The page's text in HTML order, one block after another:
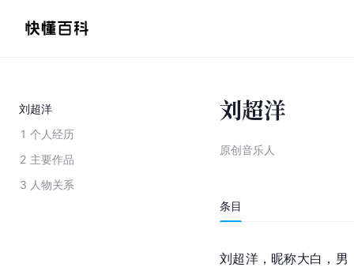
刘超洋
1 个人经历
2 主要作品
3 人物关系
刘超洋
原创音乐人
条目
刘超洋，昵称大白，男